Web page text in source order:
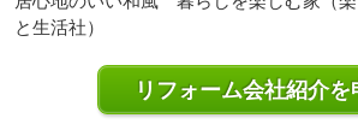
と生活社）
リフォーム会社紹介を